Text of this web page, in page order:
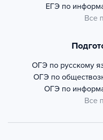
ЕГЭ по
Все
ОГЭ по русскому
ОГЭ по
ОГЭ по
Все